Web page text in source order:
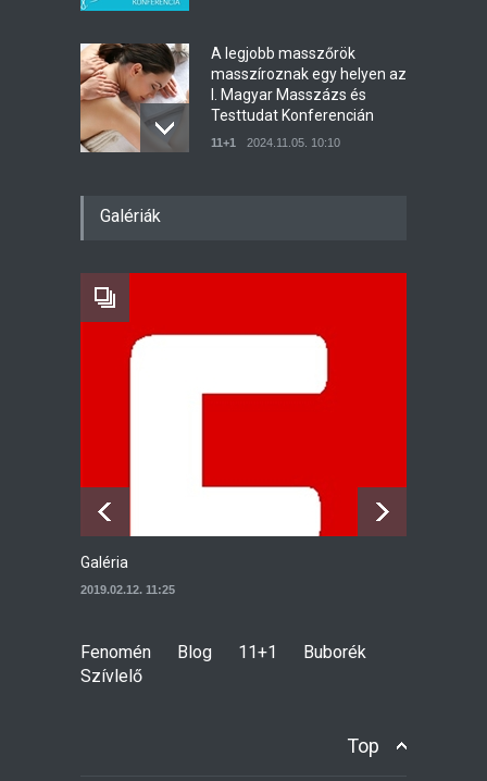
A legjobb masszőrök
masszíroznak egy helyen az
I. Magyar Masszázs és
Testtudat Konferencián
11+1 2024.11.05. 10:10
Kisbabát vársz? Ezt a
mindenképp töltsd le!
Galériák
Galéria
2019.02.12. 11:25
Fenomén Blog 11+1
Buborék
Szívlelő
Top